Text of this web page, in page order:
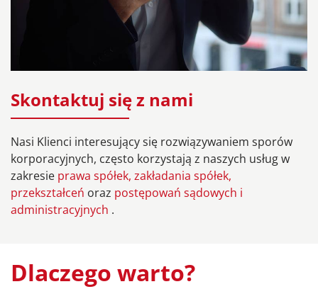
Skontaktuj się z nami
Nasi Klienci interesujący się rozwiązywaniem sporów
korporacyjnych, często korzystają z naszych usług w
zakresie prawa spółek, zakładania spółek,
przekształceń oraz postępowań sądowych i
administracyjnych .
Dlaczego warto?